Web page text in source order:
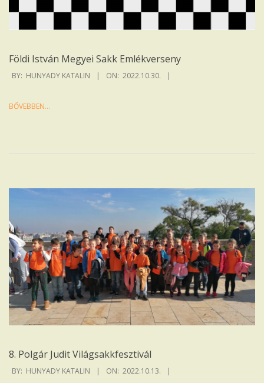
Földi István Megyei Sakk Emlékverseny
2022-
30
BY: HUNYADY KATALIN ON: 2022.10.30.
BŐVEBBEN…
8. Polgár Judit Világsakkfesztivál
2022-
BY: HUNYADY KATALIN ON: 2022.10.13.